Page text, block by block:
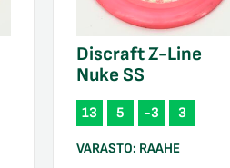
Discraft Z-Line
Nuke SS
13 5 -3 3
VARASTO: RAAHE